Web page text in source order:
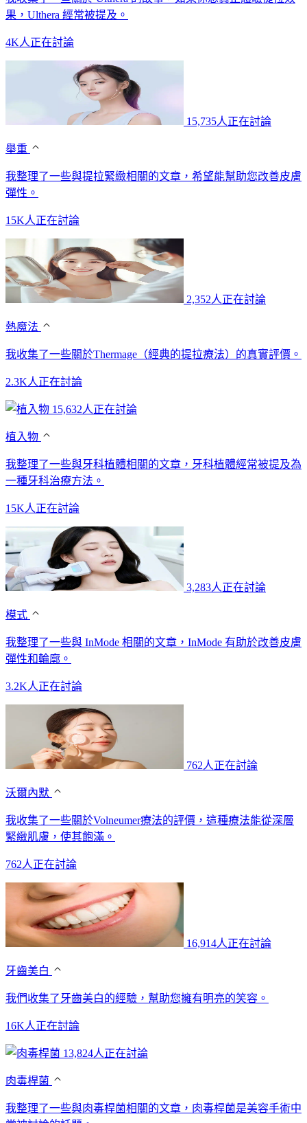
果，Ulthera 經常被提及。
4K人正在討論
15,735人正在討論
舉重
我整理了一些與提拉緊緻相關的文章，希望能幫助您改善皮膚
彈性。
15K人正在討論
2,352人正在討論
熱魔法
我收集了一些關於Thermage（經典的提拉療法）的真實評價。
2.3K人正在討論
15,632人正在討論
植入物
我整理了一些與牙科植體相關的文章，牙科植體經常被提及為
一種牙科治療方法。
15K人正在討論
3,283人正在討論
模式
我整理了一些與 InMode 相關的文章，InMode 有助於改善皮膚
彈性和輪廓。
3.2K人正在討論
762人正在討論
沃爾內默
我收集了一些關於Volneumer療法的評價，這種療法能從深層
緊緻肌膚，使其飽滿。
762人正在討論
16,914人正在討論
牙齒美白
我們收集了牙齒美白的經驗，幫助您擁有明亮的笑容。
16K人正在討論
13,824人正在討論
肉毒桿菌
我整理了一些與肉毒桿菌相關的文章，肉毒桿菌是美容手術中